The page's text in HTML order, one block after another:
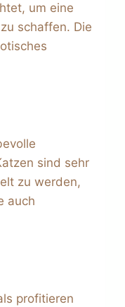
um eine
schaffen. Die
sind sehr
zu werden,
auch
profitieren